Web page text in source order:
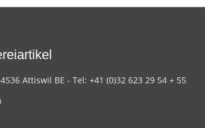
Attiswil BE - Tel: +41 (0)32 623 29 54 + 55